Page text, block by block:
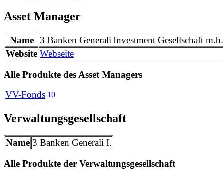
Asset Manager
Name
3 Banken Generali Investment Gesellschaft
Website Webseite
Alle Produkte des Asset Managers
VV-Fonds 10
Verwaltungsgesellschaft
Name 3 Banken Generali I.
Alle Produkte der Verwaltungsgesellschaft